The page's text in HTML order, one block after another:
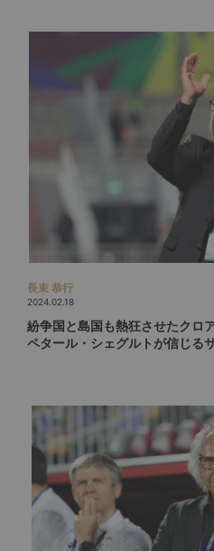
長束 恭行
2024.02.18
紛争国と島国も熱狂させたクロ
ペタール・シェグルトが信じる